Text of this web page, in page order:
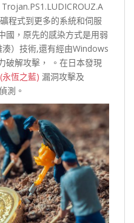
程式到更多的系統和伺服
國，原先的感染方式是用弱
）技術,還有經由Windows
破解攻擊， 。在日本發現
恆之藍) 漏洞攻擊及
測。